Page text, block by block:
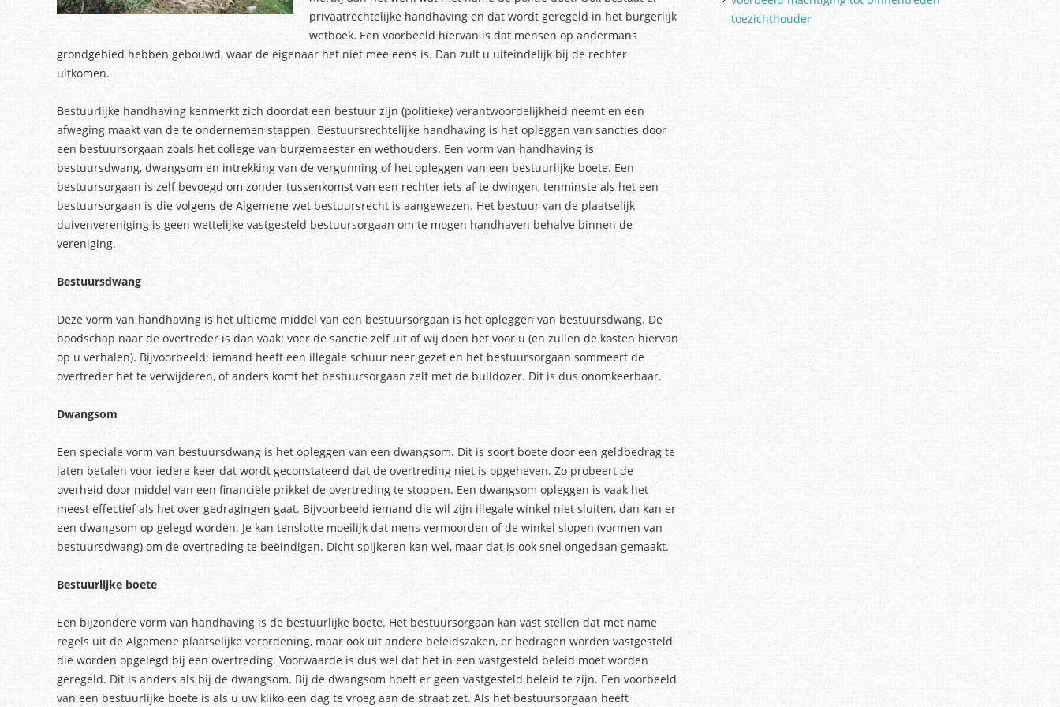
privaatrechtelijke handhaving en dat wordt geregeld in het burgerlijk
wetboek. Een voorbeeld hiervan is dat mensen op andermans
grondgebied hebben gebouwd, waar de eigenaar het niet mee eens is. Dan zult u uiteindelijk bij de rechter
uitkomen.
Bestuurlijke handhaving kenmerkt zich doordat een bestuur zijn (politieke) verantwoordelijkheid neemt en een
afweging maakt van de te ondernemen stappen. Bestuursrechtelijke handhaving is het opleggen van sancties door
een bestuursorgaan zoals het college van burgemeester en wethouders. Een vorm van handhaving is
bestuursdwang, dwangsom en intrekking van de vergunning of het opleggen van een bestuurlijke boete. Een
bestuursorgaan is zelf bevoegd om zonder tussenkomst van een rechter iets af te dwingen, tenminste als het een
bestuursorgaan is die volgens de Algemene wet bestuursrecht is aangewezen. Het bestuur van de plaatselijk
duivenvereniging is geen wettelijke vastgesteld bestuursorgaan om te mogen handhaven behalve binnen de
vereniging.
Bestuursdwang
Deze vorm van handhaving is het ultieme middel van een bestuursorgaan is het opleggen van bestuursdwang. De
boodschap naar de overtreder is dan vaak: voer de sanctie zelf uit of wij doen het voor u (en zullen de kosten hiervan
op u verhalen). Bijvoorbeeld; iemand heeft een illegale schuur neer gezet en het bestuursorgaan sommeert de
overtreder het te verwijderen, of anders komt het bestuursorgaan zelf met de bulldozer. Dit is dus onomkeerbaar.
Dwangsom
Een speciale vorm van bestuursdwang is het opleggen van een dwangsom. Dit is soort boete door een geldbedrag te
laten betalen voor iedere keer dat wordt geconstateerd dat de overtreding niet is opgeheven. Zo probeert de
overheid door middel van een financiële prikkel de overtreding te stoppen. Een dwangsom opleggen is vaak het
meest effectief als het over gedragingen gaat. Bijvoorbeeld iemand die wil zijn illegale winkel niet sluiten, dan kan er
een dwangsom op gelegd worden. Je kan tenslotte moeilijk dat mens vermoorden of de winkel slopen (vormen van
bestuursdwang) om de overtreding te beëindigen. Dicht spijkeren kan wel, maar dat is ook snel ongedaan gemaakt.
Bestuurlijke boete
Een bijzondere vorm van handhaving is de bestuurlijke boete. Het bestuursorgaan kan vast stellen dat met name
regels uit de Algemene plaatselijke verordening, maar ook uit andere beleidszaken, er bedragen worden vastgesteld
die worden opgelegd bij een overtreding. Voorwaarde is dus wel dat het in een vastgesteld beleid moet worden
geregeld. Dit is anders als bij de dwangsom. Bij de dwangsom hoeft er geen vastgesteld beleid te zijn. Een voorbeeld
van een bestuurlijke boete is als u uw kliko een dag te vroeg aan de straat zet. Als het bestuursorgaan heeft
toezichthouder